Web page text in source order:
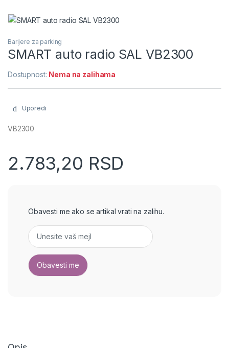
Barijere za parking
SMART auto radio SAL VB2300
Dostupnost: Nema na zalihama
Uporedi
VB2300
2.783,20 RSD
Obavesti me ako se artikal vrati na zalihu.